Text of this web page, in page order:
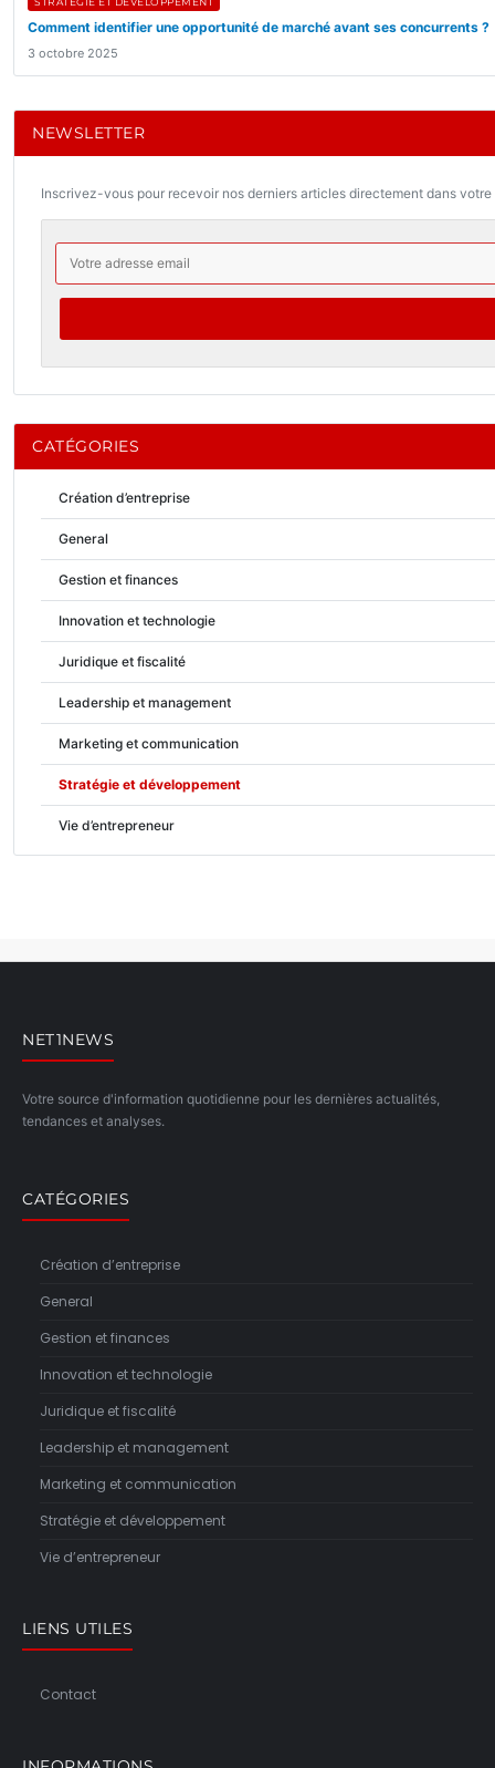
Comment identifier une opportunité de marché avant ses concurrents ?
3 octobre 2025
NEWSLETTER
Inscrivez-vous pour recevoir nos derniers articles directement dans votre
CATÉGORIES
Création d’entreprise
General
Gestion et finances
Innovation et technologie
Juridique et fiscalité
Leadership et management
Marketing et communication
Stratégie et développement
Vie d’entrepreneur
NET1NEWS
Votre source d'information quotidienne pour les dernières actualités,
tendances et analyses.
CATÉGORIES
Création d’entreprise
General
Gestion et finances
Innovation et technologie
Juridique et fiscalité
Leadership et management
Marketing et communication
Stratégie et développement
Vie d’entrepreneur
LIENS UTILES
Contact